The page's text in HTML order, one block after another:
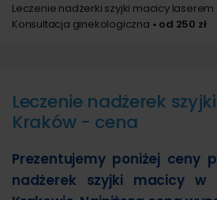
Leczenie nadżerki szyjki macicy laserem
Konsultacja ginekologiczna • od 250 zł
Leczenie nadżerek
Kraków - cena
Prezentujemy poniżej ceny
nadżerek szyjki macicy